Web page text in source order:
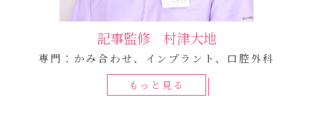
記事監修 村津大地
専門：かみ合わせ、インプラント、口腔外科
もっと見る